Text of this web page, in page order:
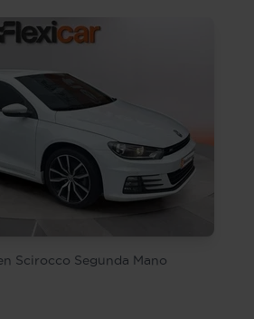
Scirocco Segunda Mano